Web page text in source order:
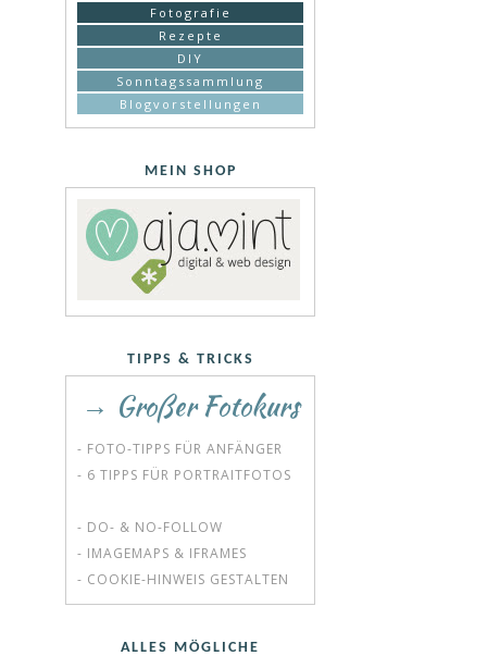
Fotografie
Rezepte
DIY
Sonntagssammlung
Blogvorstellungen
MEIN SHOP
TIPPS & TRICKS
→ Großer Fotokurs
- FOTO-TIPPS FÜR ANFÄNGER
- 6 TIPPS FÜR PORTRAITFOTOS
- DO- & NO-FOLLOW
- IMAGEMAPS & IFRAMES
- COOKIE-HINWEIS GESTALTEN
ALLES MÖGLICHE